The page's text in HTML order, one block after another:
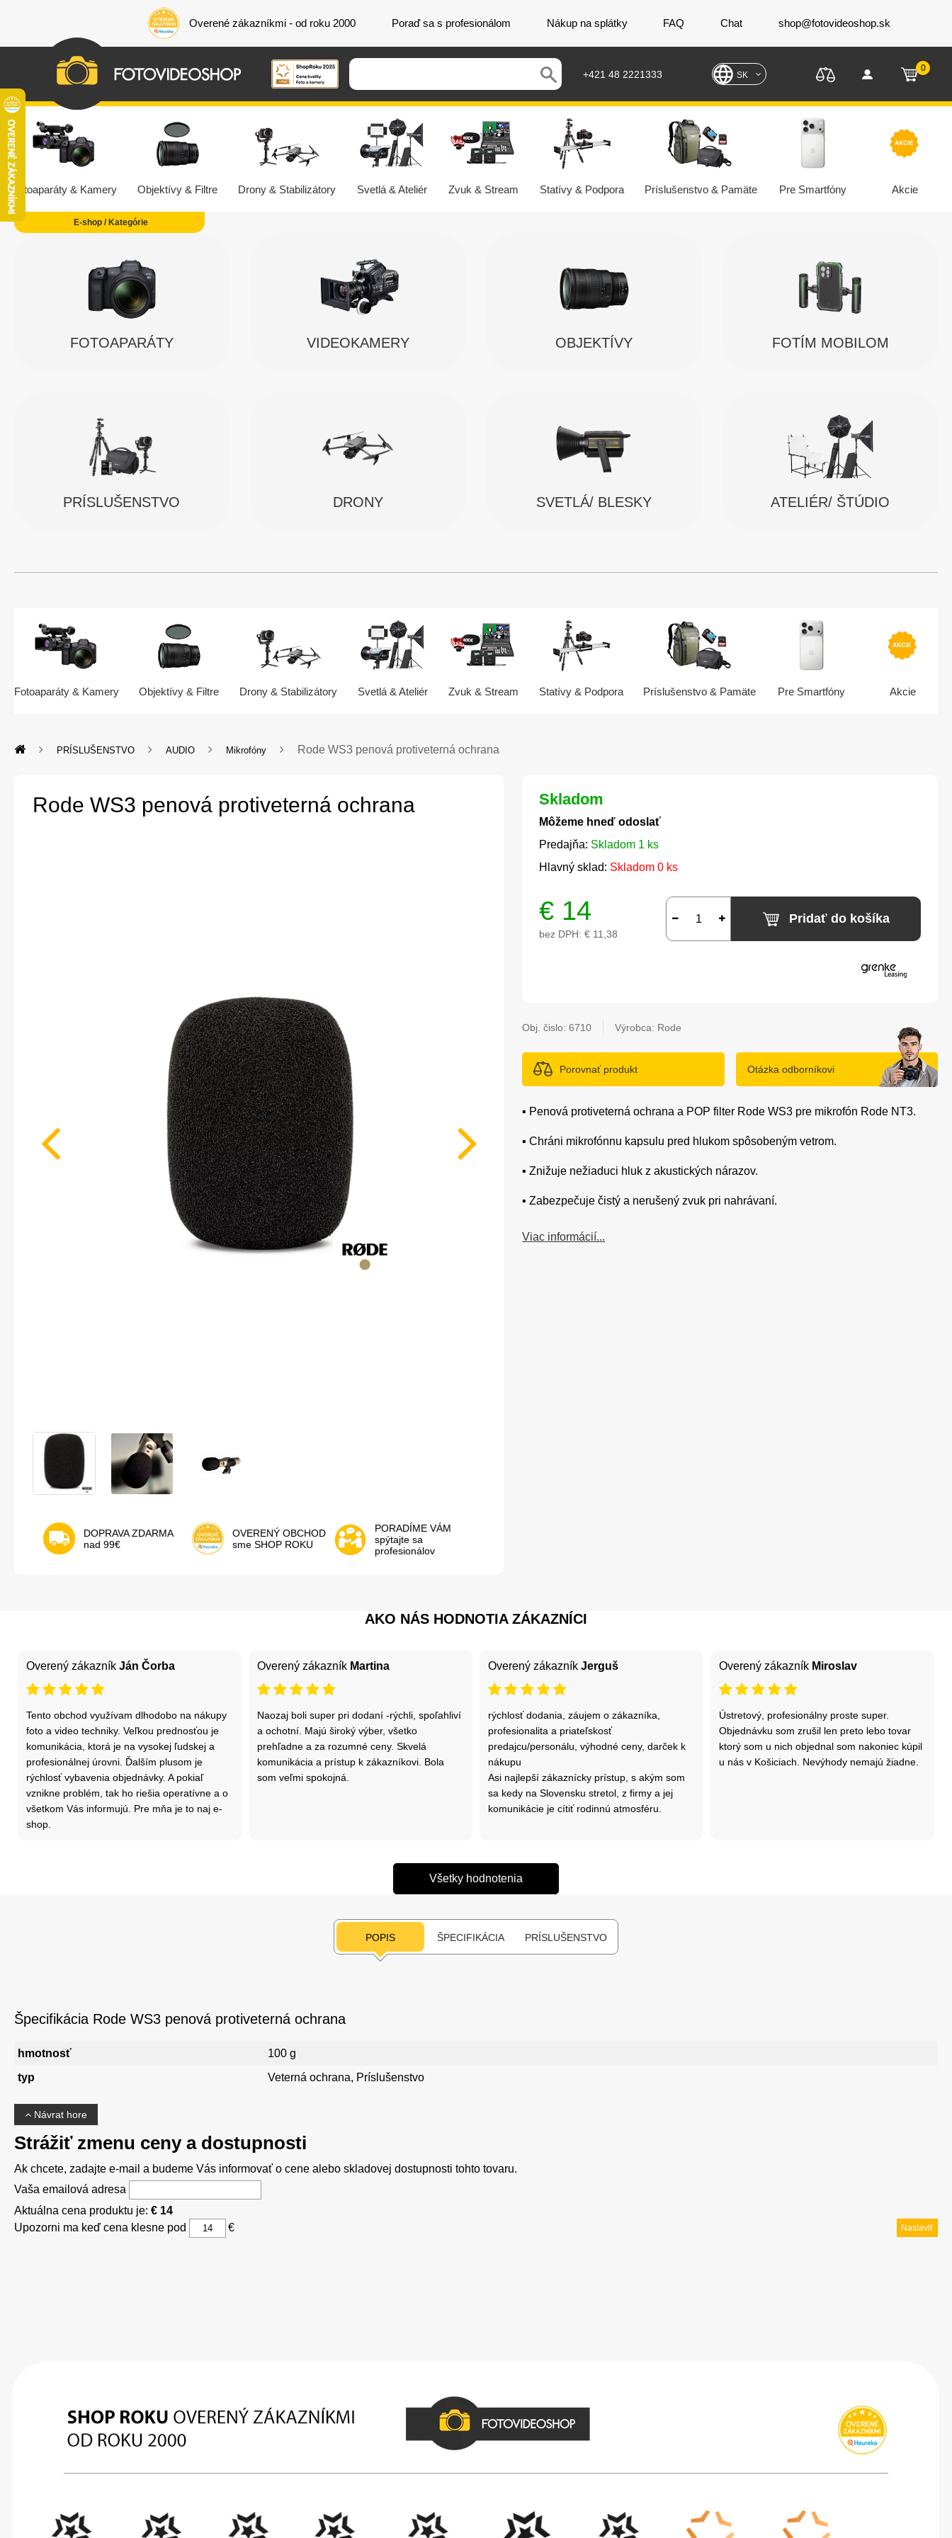
Overené zákazníkmi - od roku 2000 Poraď sa s profesionálom Nákup na splátky FAQ Chat shop@fotovideoshop.sk
+421 48 2221333 SK
0
Fotoaparáty & Kamery Objektívy & Filtre Drony & Stabilizátory Svetlá & Ateliér Zvuk & Stream Statívy & Podpora Príslušenstvo & Pamäte Pre Smartfóny Akcie
FOTOAPARÁTY VIDEOKAMERY OBJEKTÍVY FOTÍM MOBILOM
PRÍSLUŠENSTVO DRONY SVETLÁ/ BLESKY ATELIÉR/ ŠTÚDIO
Fotoaparáty & Kamery Objektívy & Filtre Drony & Stabilizátory Svetlá & Ateliér Zvuk & Stream Statívy & Podpora Príslušenstvo & Pamäte Pre Smartfóny Akcie
PRÍSLUŠENSTVO AUDIO Mikrofóny Rode WS3 penová protiveterná ochrana
Rode WS3 penová protiveterná ochrana
DOPRAVA ZDARMA
nad 99€
OVERENÝ OBCHOD
sme SHOP ROKU
PORADÍME VÁM
spýtajte sa
profesionálov
Skladom
Môžeme hneď odoslať
Predajňa: Skladom 1 ks
Hlavný sklad: Skladom 0 ks
€ 14
bez DPH: € 11,38
Pridať do košíka
Obj. čislo:6710 Výrobca: Rode
Porovnať produkt Otázka odborníkovi
▪️ Penová protiveterná ochrana a POP filter Rode WS3 pre mikrofón Rode NT3.
▪️ Chráni mikrofónnu kapsulu pred hlukom spôsobeným vetrom.
▪️ Znižuje nežiaduci hluk z akustických nárazov.
▪️ Zabezpečuje čistý a nerušený zvuk pri nahrávaní.
Viac informácií...
AKO NÁS HODNOTIA ZÁKAZNÍCI
Overený zákazník Ján Čorba
Tento obchod využívam dlhodobo na nákupy
foto a video techniky. Veľkou prednosťou je
komunikácia, ktorá je na vysokej ľudskej a
profesionálnej úrovni. Ďalším plusom je
rýchlosť vybavenia objednávky. A pokiaľ
vznikne problém, tak ho riešia operatívne a o
všetkom Vás informujú. Pre mňa je to naj e-
shop.
Overený zákazník Martina
Naozaj boli super pri dodaní -rýchli, spoľahliví
a ochotní. Majú široký výber, všetko
prehľadne a za rozumné ceny. Skvelá
komunikácia a prístup k zákazníkovi. Bola
som veľmi spokojná.
Overený zákazník Jerguš
rýchlosť dodania, záujem o zákazníka,
profesionalita a priateľskosť
predajcu/personálu, výhodné ceny, darček k
nákupu
Asi najlepší zákaznícky prístup, s akým som
sa kedy na Slovensku stretol, z firmy a jej
komunikácie je cítiť rodinnú atmosféru.
Overený zákazník Miroslav
Ústretový, profesionálny proste super.
Objednávku som zrušil len preto lebo tovar
ktorý som u nich objednal som nakoniec kúpil
u nás v Košiciach. Nevýhody nemajú žiadne.
Všetky hodnotenia
POPIS ŠPECIFIKÁCIA PRÍSLUŠENSTVO
Špecifikácia Rode WS3 penová protiveterná ochrana
hmotnosť
100 g
typ
Veterná ochrana, Príslušenstvo
Návrat hore
Strážiť zmenu ceny a dostupnosti
Ak chcete, zadajte e-mail a budeme Vás informovať o cene alebo skladovej dostupnosti tohto tovaru.
Vaša emailová adresa
Aktuálna cena produktu je: € 14
Upozorni ma keď cena klesne pod
€ Nastaviť
E-shop / Kategórie